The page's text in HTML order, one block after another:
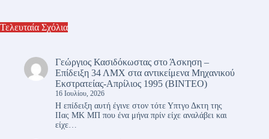
Τελευταία Σχόλια
Γεώργιος Κασιδόκωστας στοΆσκηση –
Επίδειξη 34 ΛΜΧ στα αντικείμενα Μηχανικού
Εκστρατείας-Απρίλιος 1995 (ΒΙΝΤΕΟ)
16 Ιουλίου, 2026
Η επίδειξη αυτή έγινε στον τότε Υπτγο Δκτη της
ΙΙας ΜΚ ΜΠ που ένα μήνα πρίν είχε αναλάβει και
είχε…